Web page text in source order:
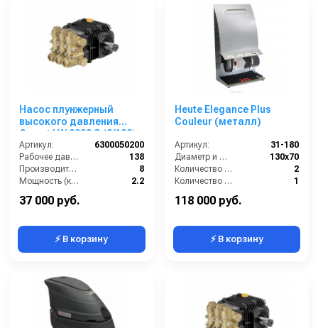
Насос плунжерный
высокого давления
Comet LW 2020 S (8/138);
1450 об/мин. вал ø 24 мм
Артикул:
6300050200
Рабочее давление (бар):
138
Производительность (л/мин):
8
Мощность (кВт):
2.2
Обороты двигателя (об/мин):
37 000 руб.
⚡ В корзину
Heute Elegance Plus
Couleur (металл)
Артикул:
31-180
Диаметр и ширина щёток (мм):
130х70
Количество щёток полировки (шт):
2
Количество щёток предварительной очистки (шт):
1
118 000 руб.
⚡ В корзину